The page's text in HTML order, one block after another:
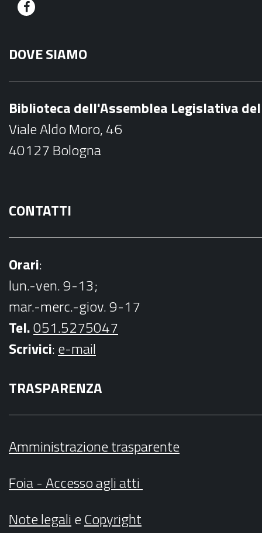
F
c
e
o
k
DOVE SIAMO
Biblioteca dell'Assemblea Legislativa
Viale Aldo Moro, 46
40127 Bologna
CONTATTI
Orari:
lun.-ven. 9-13;
mar.-merc.-giov. 9-17
Tel.051.5275047
Scrivici:e-mail
TRASPARENZA
Amministrazione trasparente
Foia - Accesso agli atti
Note legalieCopyright